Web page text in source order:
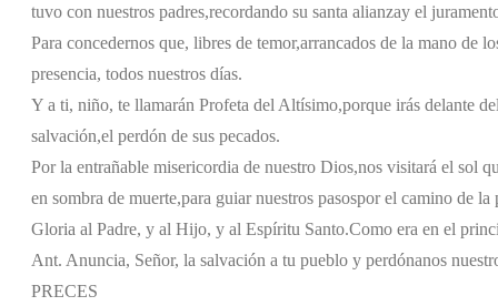
tuvo con nuestros padres,recordando su santa alianzay el
Para concedernos que, libres de temor,arrancados de la mano de
presencia, todos nuestros días.
Y a ti, niño, te llamarán Profeta del Altísimo,porque irás delante
salvación,el perdón de sus pecados.
Por la entrañable misericordia de nuestro Dios,nos visitará el sol
en sombra de muerte,para guiar nuestros pasospor el camino de la
Gloria al Padre, y al Hijo, y al Espíritu Santo.Como era en el
Ant. Anuncia, Señor, la salvación a tu pueblo y perdónanos
PRECES